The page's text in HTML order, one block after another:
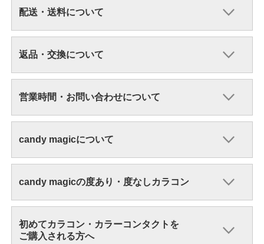
配送・送料について
返品・交換について
営業時間・お問い合わせについて
candy magicについて
candy magicの度あり・度なしカラコン
初めてカラコン・カラーコンタクトを
ご購入される方へ